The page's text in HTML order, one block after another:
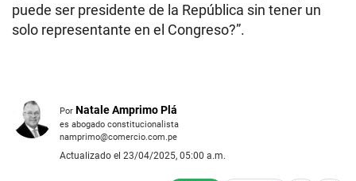
puede ser presidente de la República sin tener un
solo representante en el Congreso?”.
Por Natale Amprimo Plá
es abogado constitucionalista
namprimo@comercio.com.pe
Actualizado el 23/04/2025, 05:00 a.m.